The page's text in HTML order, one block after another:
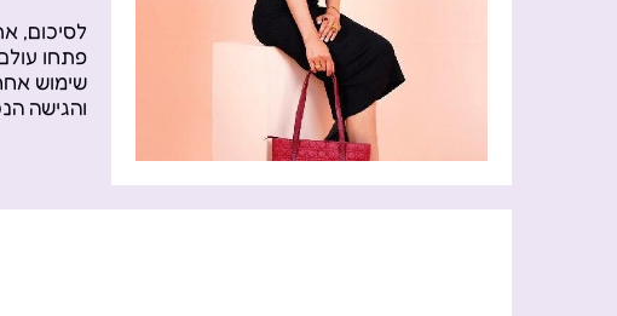
לסיכום,
פתחו
שימוש
והגישה